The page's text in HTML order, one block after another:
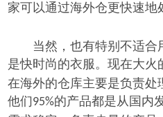
家可以通过海外仓更快速地
当然，也有特别不适合
是快时尚的衣服。现在大火
在海外的仓库主要是负责处
他们95%的产品都是从国内